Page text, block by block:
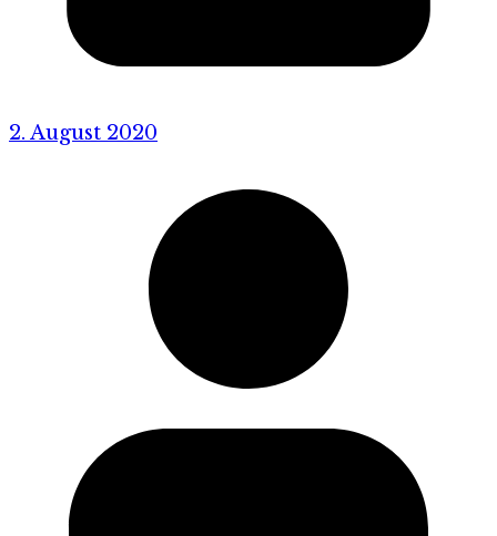
2. August 2020